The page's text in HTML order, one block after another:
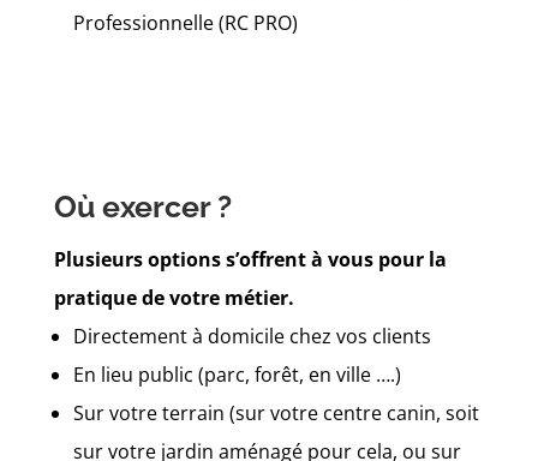
Professionnelle (RC PRO)
Où exercer ?
Plusieurs options s’offrent à vous pour la
pratique de votre métier.
Directement à domicile chez vos clients
En lieu public (parc, forêt, en ville ….)
Sur votre terrain (sur votre centre canin, soit
sur votre jardin aménagé pour cela, ou sur